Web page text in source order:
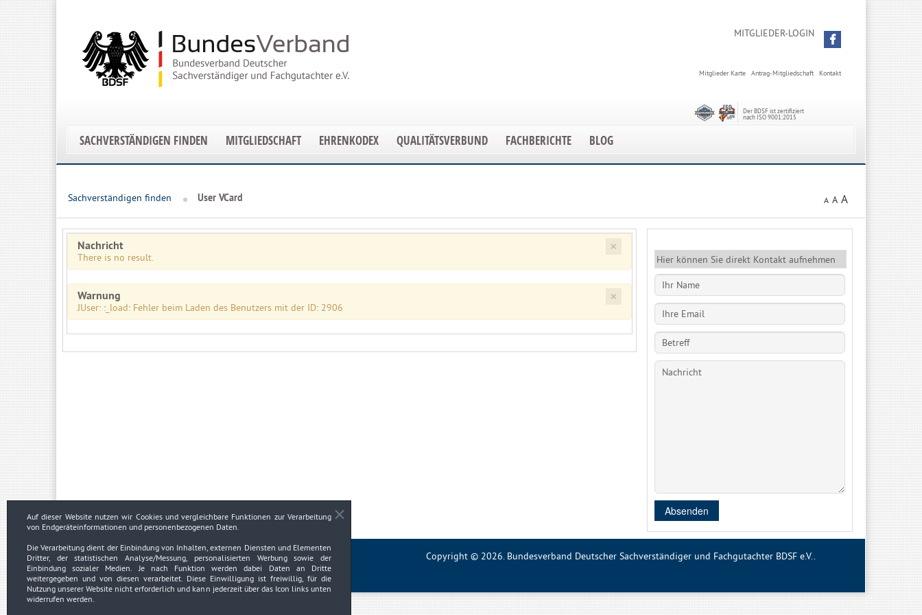
MITGLIEDER-LOGIN
Kontakt
Antrag-Mitgliedschaft
Mitglieder Karte
Der BDSF ist zertifiziert
nach ISO 9001:2015
SACHVERSTÄNDIGEN FINDEN MITGLIEDSCHAFT EHRENKODEX QUALITÄTSVERBUND FACHBERICHTE BLOG
Sachverständigen finden User VCard A A A
×
Nachricht
There is no result.
×
Warnung
JUser: :_load: Fehler beim Laden des Benutzers mit der ID: 2906
Hier können Sie direkt Kontakt aufnehmen
Absenden
Impressum
Datenschutzerklärung Urheberrechtsnachweise
Copyright © 2026. Bundesverband Deutscher Sachverständiger und Fachgutachter BDSF e.V..
Auf dieser Website nutzen wir Cookies und vergleichbare Funktionen zur Verarbeitung
von Endgeräteinformationen und personenbezogenen Daten.
Die Verarbeitung dient der Einbindung von Inhalten, externen Diensten und Elementen
Dritter, der statistischen Analyse/Messung, personalisierten Werbung sowie der
Einbindung sozialer Medien. Je nach Funktion werden dabei Daten an Dritte
weitergegeben und von diesen verarbeitet. Diese Einwilligung ist freiwillig, für die
Nutzung unserer Website nicht erforderlich und kann jederzeit über das Icon links unten
widerrufen werden.